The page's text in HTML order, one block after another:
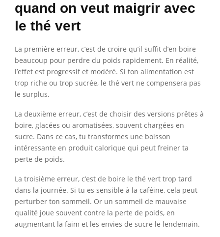
quand on veut maigrir avec
le thé vert
La première erreur, c’est de croire qu’il suffit d’en boire
beaucoup pour perdre du poids rapidement. En réalité,
l’effet est progressif et modéré. Si ton alimentation est
trop riche ou trop sucrée, le thé vert ne compensera pas
le surplus.
La deuxième erreur, c’est de choisir des versions prêtes à
boire, glacées ou aromatisées, souvent chargées en
sucre. Dans ce cas, tu transformes une boisson
intéressante en produit calorique qui peut freiner ta
perte de poids.
La troisième erreur, c’est de boire le thé vert trop tard
dans la journée. Si tu es sensible à la caféine, cela peut
perturber ton sommeil. Or un sommeil de mauvaise
qualité joue souvent contre la perte de poids, en
augmentant la faim et les envies de sucre le lendemain.